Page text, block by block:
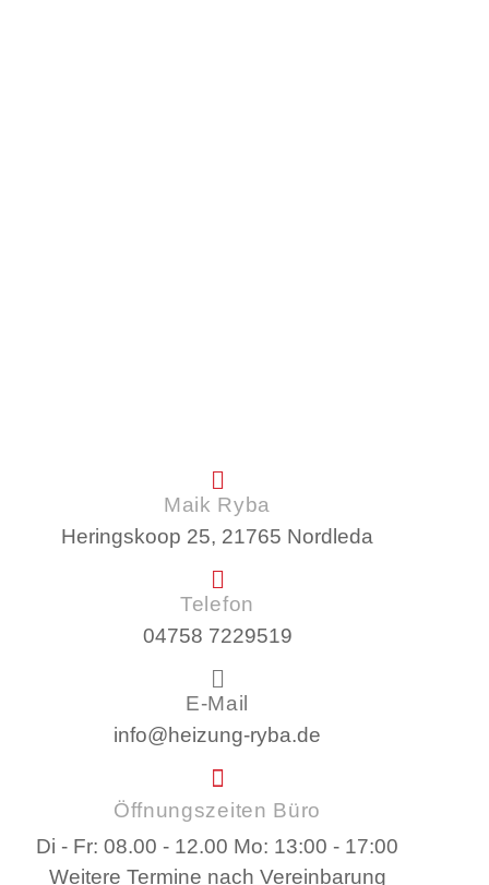
Maik Ryba
Heringskoop 25, 21765 Nordleda
Telefon
04758 7229519
E-Mail
info@heizung-ryba.de
Öffnungszeiten Büro
Di - Fr: 08.00 - 12.00 Mo: 13:00 - 17:00
Weitere Termine nach Vereinbarung